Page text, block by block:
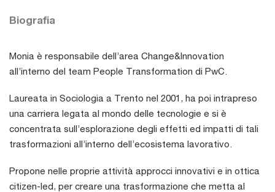
Biografia
Monia è responsabile dell’area Change&Innovation
all’interno del team People Transformation di PwC.
Laureata in Sociologia a Trento nel 2001, ha poi intrapreso
una carriera legata al mondo delle tecnologie e si è
concentrata sull’esplorazione degli effetti ed impatti di tali
trasformazioni all’interno dell’ecosistema lavorativo.
Propone nelle proprie attività approcci innovativi e in ottica
citizen-led, per creare una trasformazione che metta al